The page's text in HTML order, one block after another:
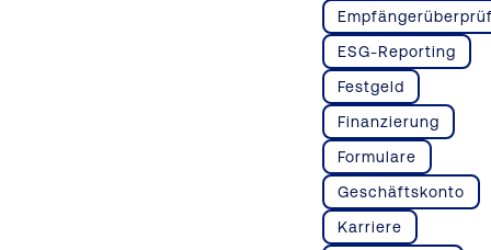
ESG-Reporting
Festgeld
Finanzierung
Formulare
Geschäftskonto
Karriere